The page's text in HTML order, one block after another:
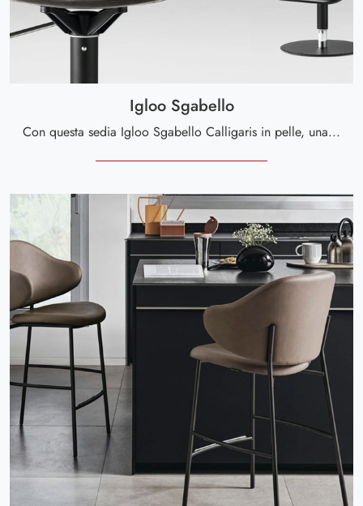
Igloo Sgabello
Con questa sedia Igloo Sgabello Calligaris in pelle, una delle nostre sedute sgabelli design, potrai impreziosire i tuoi spazi.